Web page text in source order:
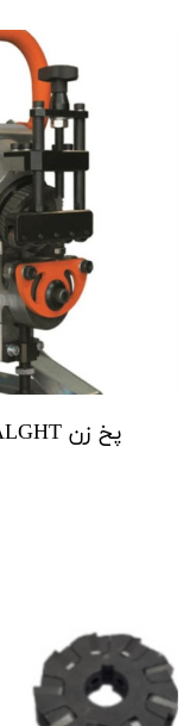
پخ زن UZ12LTRALGHT یوروبور euroboor